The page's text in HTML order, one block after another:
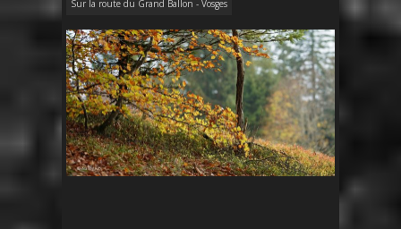
Sur la route du Grand Ballon - Vosges